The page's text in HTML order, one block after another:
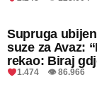
Supruga
suze za Avaz:
rekao: Biraj
1.474 👁 86.966